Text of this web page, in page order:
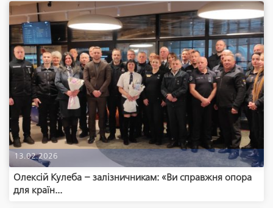
13.02.2026
Олексій Кулеба – залізничникам: «Ви справжня опора
для країн...